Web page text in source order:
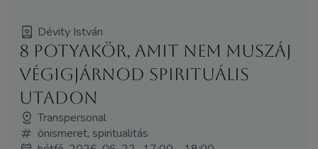
Dévity István
8 potyakör, amit nem muszáj
végigjárnod spirituális
utadon
Transpersonal
önismeret, spiritualitás